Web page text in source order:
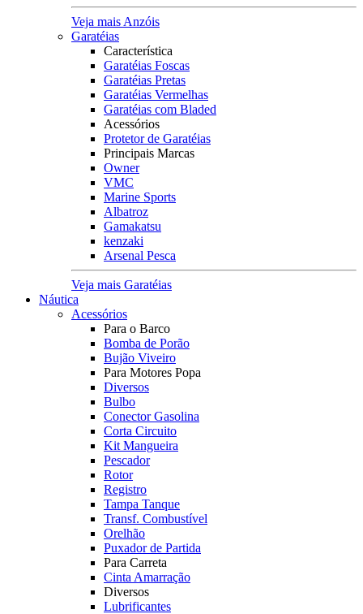
Veja mais Anzóis
Garatéias
Característica
Garatéias Foscas
Garatéias Pretas
Garatéias Vermelhas
Garatéias com Bladed
Acessórios
Protetor de Garatéias
Principais Marcas
Owner
VMC
Marine Sports
Albatroz
Gamakatsu
kenzaki
Arsenal Pesca
Veja mais Garatéias
Náutica
Acessórios
Para o Barco
Bomba de Porão
Bujão Viveiro
Para Motores Popa
Diversos
Bulbo
Conector Gasolina
Corta Circuito
Kit Mangueira
Pescador
Rotor
Registro
Tampa Tanque
Transf. Combustível
Orelhão
Puxador de Partida
Para Carreta
Cinta Amarração
Diversos
Lubrificantes